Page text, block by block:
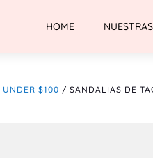
HOME
UNDER $100 / SANDALIAS DE